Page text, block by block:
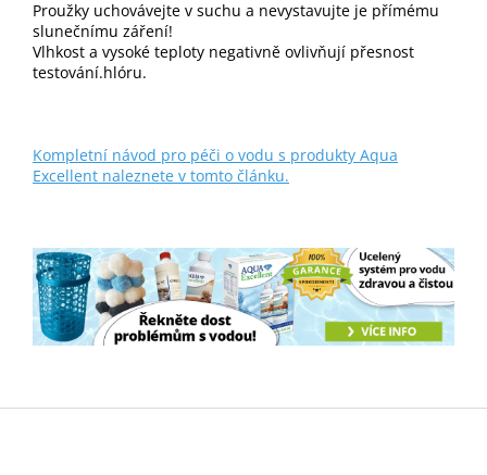
Proužky uchovávejte v suchu a nevystavujte je přímému
slunečnímu záření!
Vlhkost a vysoké teploty negativně ovlivňují přesnost
testování.hlóru.
Kompletní návod pro péči o vodu s produkty Aqua
Excellent naleznete v tomto článku.
Z